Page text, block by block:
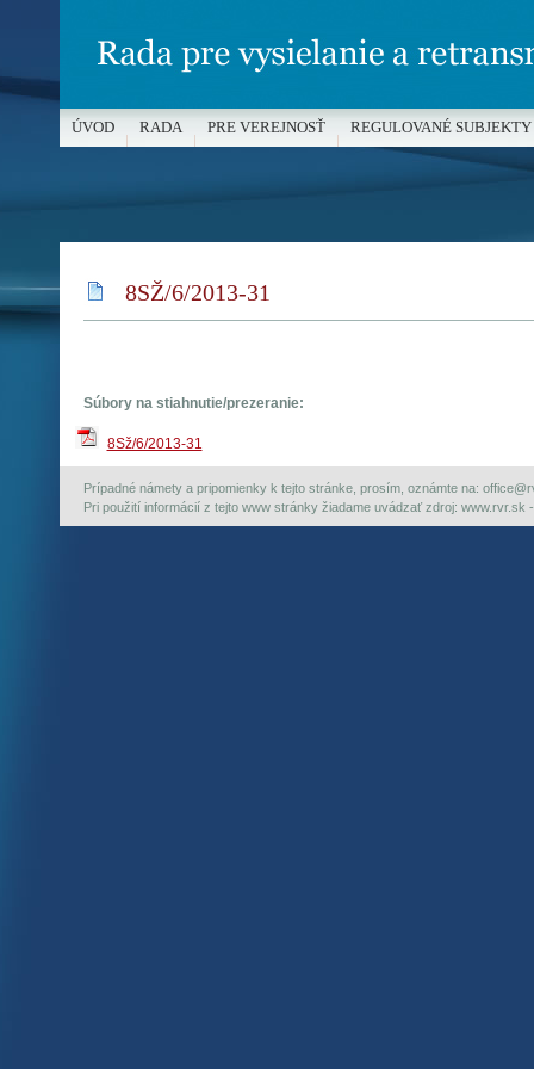
8SŽ/6/2013-31
Súbory na stiahnutie/prezeranie:
8Sž/6/2013-31
Prípadné námety a pripomienky k tejto stránke, prosím, oznámte na:
Pri použití informácií z tejto www stránky žiadame uvádzať zdroj: www.rvr.sk
ÚVOD RADA PRE VEREJNOSŤ REGULOVANÉ SUBJEKTY